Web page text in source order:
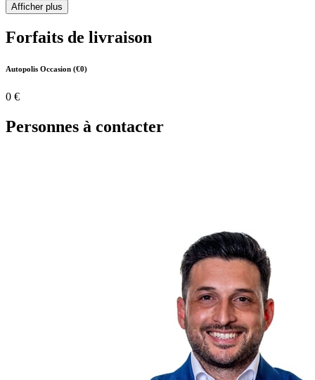
Afficher plus
Forfaits de livraison
Autopolis Occasion (€0)
0 €
Personnes à contacter